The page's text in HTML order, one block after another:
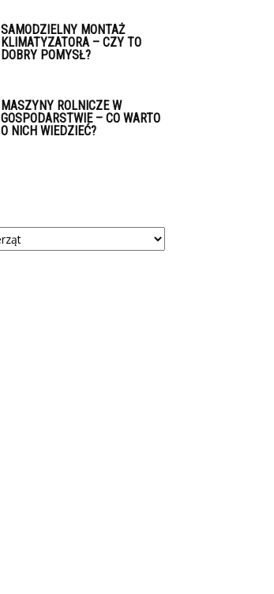
SAMODZIELNY MONTAŻ
KLIMATYZATORA – CZY TO
DOBRY POMYSŁ?
MASZYNY ROLNICZE W
GOSPODARSTWIE – CO WARTO
O NICH WIEDZIEĆ?